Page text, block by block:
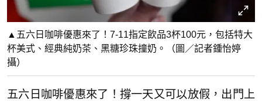
▲五六日咖啡優惠來了！7-11指定飲品3杯100元，包括特大
杯美式、經典純奶茶、黑糖珍珠撞奶。（圖／記者鍾怡婷
攝）
五六日咖啡優惠來了！撐一天又可以放假，出門上